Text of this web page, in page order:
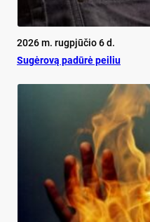
2026 m. rugpjūčio 6 d.
Su­gė­ro­vą pa­dū­rė pei­liu